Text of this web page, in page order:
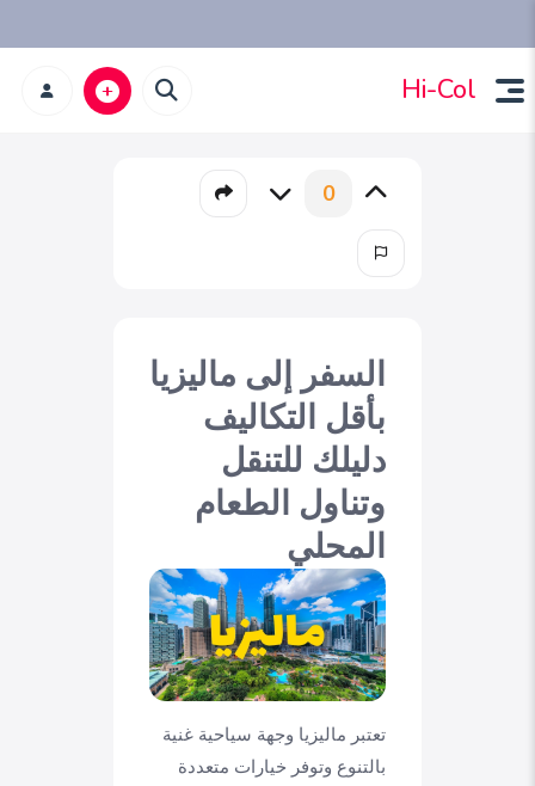
Hi-Col
0
السفر إلى ماليزيا
بأقل التكاليف
دليلك للتنقل
وتناول الطعام
المحلي
تعتبر ماليزيا وجهة سياحية غنية
بالتنوع وتوفر خيارات متعددة